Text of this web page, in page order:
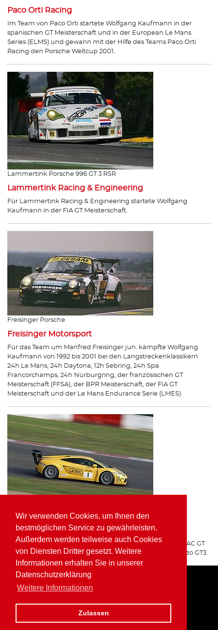
Wir verwenden Cookies, um Ihnen den
bestmöglichen Service zu gewährleisten.
Außerdem werden teilweise auch Cookies
von Diensten Dritter gesetzt. Weitere
Informationen erhalten Sie in unserer
Datenschutzerklärung
Weitere Informationen
Zulassen
Paco Orti Racing
Im Team von Paco Orti startete Wolfgang Kaufmann in der
spanischen GT Meisterschaft und in der European Le Mans
Series (ELMS) und gewann mit der Hilfe des Teams Paco Orti
Racing den Porsche Weltcup 2001.
Lammertink Porsche 996 GT 3 RSR
Lammertink Racing & Engineering
Für Lammertink Racing & Engineering startete Wolfgang
Kaufmann in der FIA GT Meisterschaft.
Freisinger Porsche
Freisinger Motorsport
Für das Team um Manfred Freisinger jun. kämpfte Wolfgang
Kaufmann von 1992 bis 2001 bei den Langstreckenklassikern
24h Le Mans, 24h Daytona, 12h Sebring, 24h Spa
Francorchamps, 24h Nürburgring, der französischen GT
Meisterschaft (FFSA), der BPR Meisterschaft, der FIA GT
Meisterschaft und der Le Mans Endurance Serie (LMES).
ATEC Fluid Systems Lamborghini Gallardo GT3
ARGO Racing
Für ARGO Racing startete Wolfgang Kaufmann in der ADAC GT
Masters auf dem ATEC Fluid Systems Lamborghini Gallardo GT3.
Home Impressum